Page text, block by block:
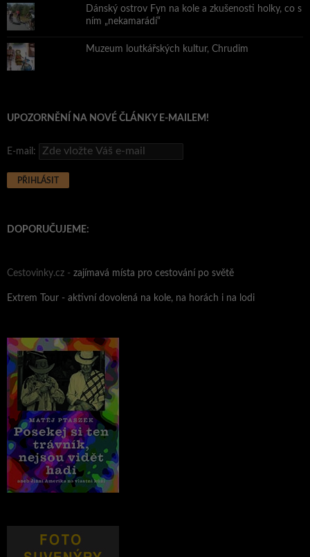
Dánský ostrov Fyn na kole a zkušenosti holky, co s
ním „nekamarádí“
Muzeum loutkářských kultur, Chrudim
UPOZORNĚNÍ NA NOVÉ ČLÁNKY E-MAILEM!
E-mail:
DOPORUČUJEME:
Cestovinky.cz - zajímavá místa pro cestování po světě
Extrem Tour - aktivní dovolená na kole, na horách i na lodi